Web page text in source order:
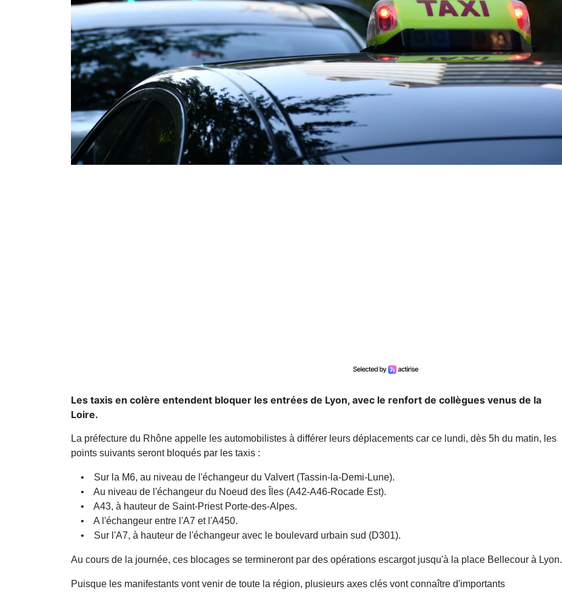
Les taxis en colère entendent bloquer les entrées de Lyon, avec le renfort de collègues venus de la
Loire.
La préfecture du Rhône appelle les automobilistes à différer leurs déplacements car ce lundi, dès 5h du matin, les
points suivants seront bloqués par les taxis :
• Sur la M6, au niveau de l'échangeur du Valvert (Tassin-la-Demi-Lune).
• Au niveau de l'échangeur du Noeud des Îles (A42-A46-Rocade Est).
• A43, à hauteur de Saint-Priest Porte-des-Alpes.
• A l'échangeur entre l'A7 et l'A450.
• Sur l'A7, à hauteur de l'échangeur avec le boulevard urbain sud (D301).
Au cours de la journée, ces blocages se termineront par des opérations escargot jusqu'à la place Bellecour à Lyon.
Puisque les manifestants vont venir de toute la région, plusieurs axes clés vont connaître d'importants